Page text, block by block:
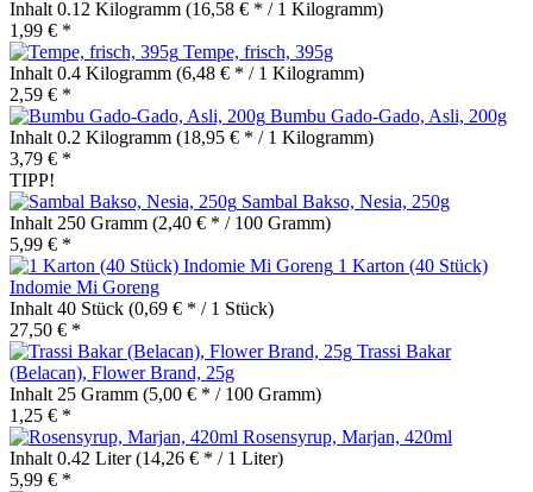
Inhalt 0.12 Kilogramm (16,58 € * / 1 Kilogramm)
1,99 € *
Tempe, frisch, 395g
Inhalt 0.4 Kilogramm (6,48 € * / 1 Kilogramm)
2,59 € *
Bumbu Gado-Gado, Asli, 200g
Inhalt 0.2 Kilogramm (18,95 € * / 1 Kilogramm)
3,79 € *
TIPP!
Sambal Bakso, Nesia, 250g
Inhalt 250 Gramm (2,40 € * / 100 Gramm)
5,99 € *
1 Karton (40 Stück)
Indomie Mi Goreng
Inhalt 40 Stück (0,69 € * / 1 Stück)
27,50 € *
Trassi Bakar
(Belacan), Flower Brand, 25g
Inhalt 25 Gramm (5,00 € * / 100 Gramm)
1,25 € *
Rosensyrup, Marjan, 420ml
Inhalt 0.42 Liter(14,26 € * / 1 Liter)
5,99 € *